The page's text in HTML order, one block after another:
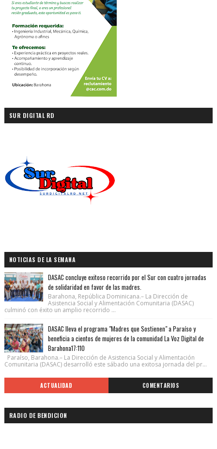
SUR DIGITAL RD
NOTICIAS DE LA SEMANA
DASAC concluye exitoso recorrido por el Sur con cuatro jornadas
de solidaridad en favor de las madres.
Barahona, República Dominicana.– La Dirección de
Asistencia Social y Alimentación Comunitaria (DASAC)
culminó con éxito un amplio recorrido ...
DASAC lleva el programa "Madres que Sostienen" a Paraíso y
beneficia a cientos de mujeres de la comunidad La Voz Digital de
Barahona17:110
Paraíso, Barahona.– La Dirección de Asistencia Social y Alimentación
Comunitaria (DASAC) desarrolló este sábado una exitosa jornada del pr...
ACTUALIDAD COMENTARIOS
RADIO DE BENDICION